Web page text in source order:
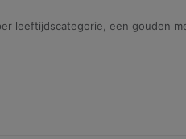
leeftijdscategorie, een gouden